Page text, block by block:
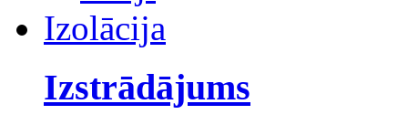
Izolācija
Izstrādājums